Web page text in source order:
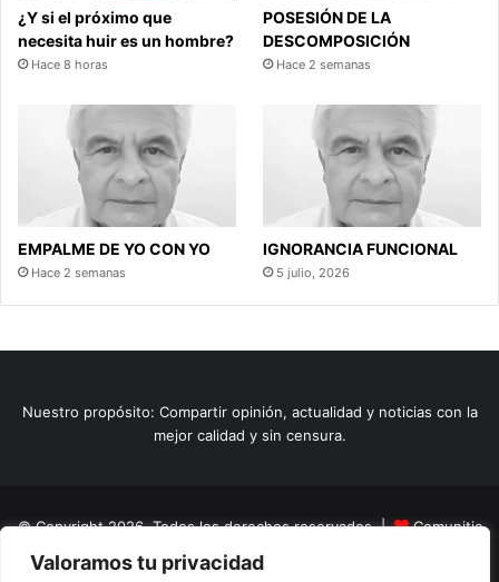
Valoramos tu privacidad
¿Y si el próximo que
necesita huir es un hombre?
Hace 8 horas
POSESIÓN DE LA
DESCOMPOSICIÓN
Hace 2 semanas
EMPALME DE YO CON YO
Hace 2 semanas
IGNORANCIA FUNCIONAL
5 julio, 2026
Nuestro propósito: Compartir opinión, actualidad y noticias con la
mejor calidad y sin censura.
© Copyright 2026, Todos los derechos reservados |
Comunitic
SAS BICNit 901228106